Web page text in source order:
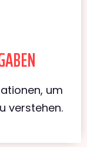
um
verstehen.